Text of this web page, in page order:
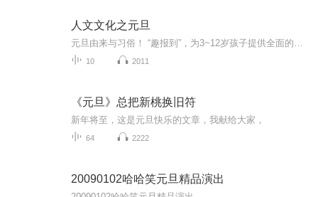
人文文化之元旦
10 2011
《元旦》总把新桃换旧符
新年将至，这是元旦快乐的文章，我献给大家，
64 2222
20090102哈哈笑元旦精品演出